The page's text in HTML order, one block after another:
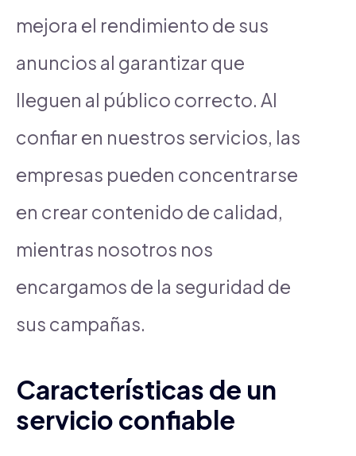
mejora el rendimiento de sus
anuncios al garantizar que
lleguen al público correcto. Al
confiar en nuestros servicios, las
empresas pueden concentrarse
en crear contenido de calidad,
mientras nosotros nos
encargamos de la seguridad de
sus campañas.
Características de un
servicio confiable